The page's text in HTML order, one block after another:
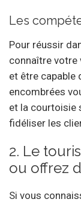
Les
Pour réussir
connaître votre
et être capable
encombrées
et la courtoisie
fidéliser les
2. Le
ou offrez
Si vous